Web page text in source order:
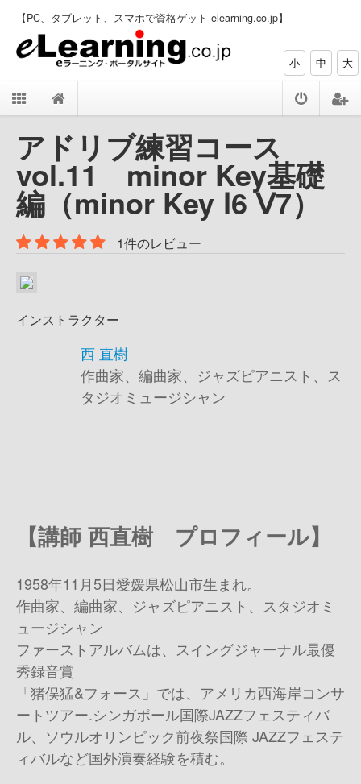
【PC、タブレット、スマホで資格ゲット elearning.co.jp】
小 中 大
アドリブ練習コース
vol.11 minor Key基礎
編（minor Key Ⅰ6 Ⅴ7）
1件のレビュー
インストラクター
西 直樹
作曲家、編曲家、ジャズピアニスト、ス
タジオミュージシャン
【講師 西直樹 プロフィール】
1958年11月5日愛媛県松山市生まれ。
作曲家、編曲家、ジャズピアニスト、スタジオミ
ュージシャン
ファーストアルバムは、スイングジャーナル最優
秀録音賞
「猪俣猛&フォース」では、アメリカ西海岸コンサ
ートツアー.シンガポール国際JAZZフェスティバ
ル、ソウルオリンピック前夜祭国際 JAZZフェステ
ィバルなど国外演奏経験を積む。